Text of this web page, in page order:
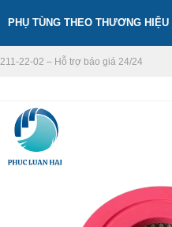
PHỤ TÙNG THEO THƯƠNG HIỆU
22-02 – Hỗ trợ báo giá 24/24